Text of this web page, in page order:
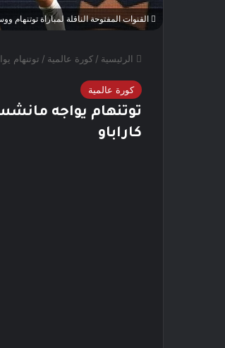
القنوات المفتوحة الناقلة لمباراة
الرئيسية / كورة عالمية / توتنهام
كورة عالمية
توتنهام يواجه
كاراباو